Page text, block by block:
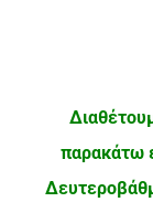
παρακάτω